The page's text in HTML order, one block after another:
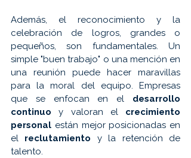
Además, el reconocimiento y la
celebración de logros, grandes o
pequeños, son fundamentales. Un
simple "buen trabajo" o una mención en
una reunión puede hacer maravillas
para la moral del equipo. Empresas
que se enfocan en el desarrollo
continuo y valoran el crecimiento
personal están mejor posicionadas en
el reclutamiento y la retención de
talento.